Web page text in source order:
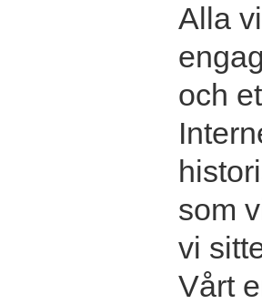
Alla
och
som
vi
Vårt